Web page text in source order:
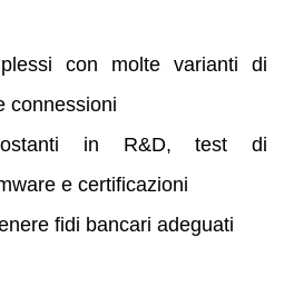
con molte varianti di
connessioni
in R&D, test di
e certificazioni
fidi bancari adeguati